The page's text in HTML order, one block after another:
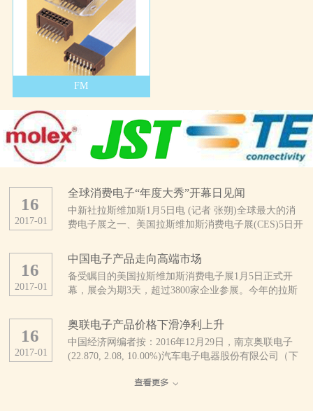
FM
全球消费电子“年度大秀”开幕日见闻
中新社拉斯维加斯1月5日电 (记者 张朔)全球最大的消
费电子展之一、美国拉斯维加斯消费电子展(CES)5日开
呈。 当天上午，拉斯维加斯会展中心外，领取证件
的人与找停车位的车都排起了长龙。会展中心内，也是
人头攒动、摩肩接踵。 据CES主办方、美国消费技
术协会统计，今年有3800多家公司及16.5万多人参展，
备、智能终端、健康医疗、无线互联、智能家庭、物联
网等几乎整个消费技术生态系统。 此刻的拉斯维加
斯会展中心，仿佛是电子产品的海洋。为了在这片海洋
中激起更引人注目的浪花，参展者们可谓八仙过海、各
显神通。 来自中国的综合通信解决方案提供商中兴
2017-01
16
中国电子产品走向高端市场
备受瞩目的美国拉斯维加斯消费电子展1月5日正式开
幕，展会为期3天，超过3800家企业参展。今年的拉斯
超过1/3来自中国。 中国厂商推出大量新产品
美国消费技术协会近日发布的报告预计，受美元升值及
全球贸易不确定性增加的影响，2017年全球消费电子产
品支出将继续下降。但分地区看，中国、印度等亚洲新
去几年来，中国已经发展为非常成熟的消费电子市场，
2017-01
16
奥联电子产品价格下滑净利上升
中国经济网编者按：2016年12月29日，南京奥联电子
(22.870, 2.08, 10.00%)汽车电子电器股份有限公司（下
市，股票代码：300585。公司是一家专业研发、生产、
2017-01
16